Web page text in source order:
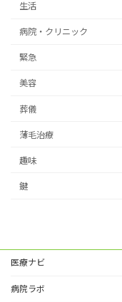
生活
病院・クリニック
緊急
美容
葬儀
薄毛治療
趣味
鍵
医療ナビ
病院ラボ